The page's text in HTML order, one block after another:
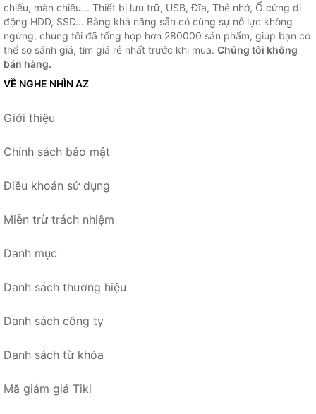
chiếu, màn chiếu... Thiết bị lưu trữ, USB, Đĩa, Thẻ nhớ, Ổ cứng di
động HDD, SSD... Bằng khả năng sẵn có cùng sự nỗ lực không
ngừng, chúng tôi đã tổng hợp hơn 280000 sản phẩm, giúp bạn có
thể so sánh giá, tìm giá rẻ nhất trước khi mua. Chúng tôi không
bán hàng.
VỀ NGHE NHÌN AZ
Giới thiệu
Chính sách bảo mật
Điều khoản sử dụng
Miễn trừ trách nhiệm
Danh mục
Danh sách thương hiệu
Danh sách công ty
Danh sách từ khóa
Mã giảm giá Tiki